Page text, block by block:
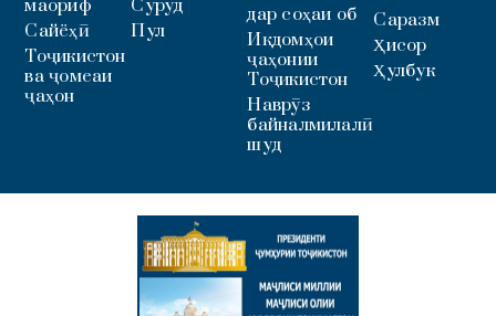
маориф
Сайёҳӣ
Тоҷикистон
ва ҷомеаи
ҷаҳон
Суруд
Пул
дар соҳаи об
Иқдомҳои
ҷаҳонии
Тоҷикистон
Наврӯз
байналмилалӣ
шуд
Саразм
Ҳисор
Ҳулбук